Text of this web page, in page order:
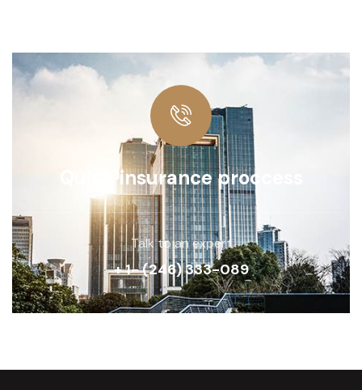
Quick insurance proccess
Talk to an expert
+ 1- (246) 333-089